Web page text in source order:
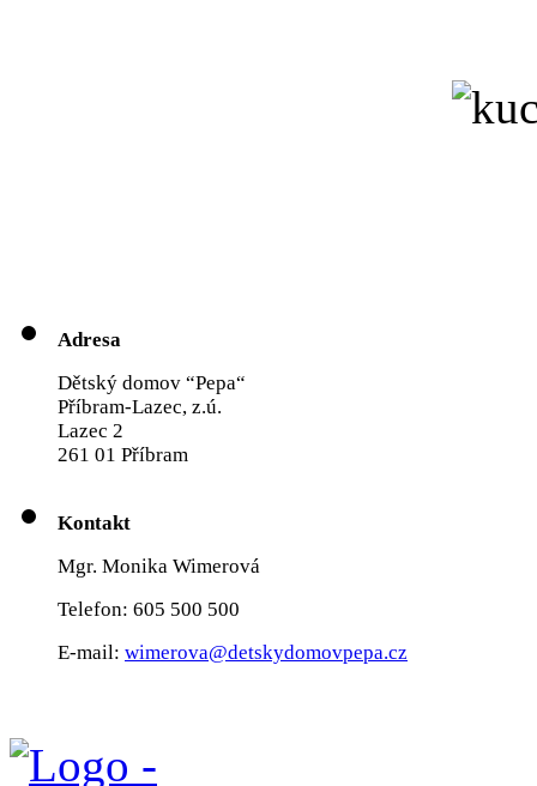
Adresa
Dětský domov “Pepa“
Příbram-Lazec, z.ú.
Lazec 2
261 01 Příbram
Kontakt
Mgr. Monika Wimerová
Telefon: 605 500 500
E-mail: wimerova@detskydomovpepa.cz